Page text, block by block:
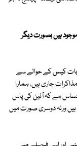
ہیں بصورت دیگر
کیس کے حوالے سے
جاری ہیں، ہمارا
ہے کہ آئین کی پاس
ہیں ورنہ دوسری صورت میں